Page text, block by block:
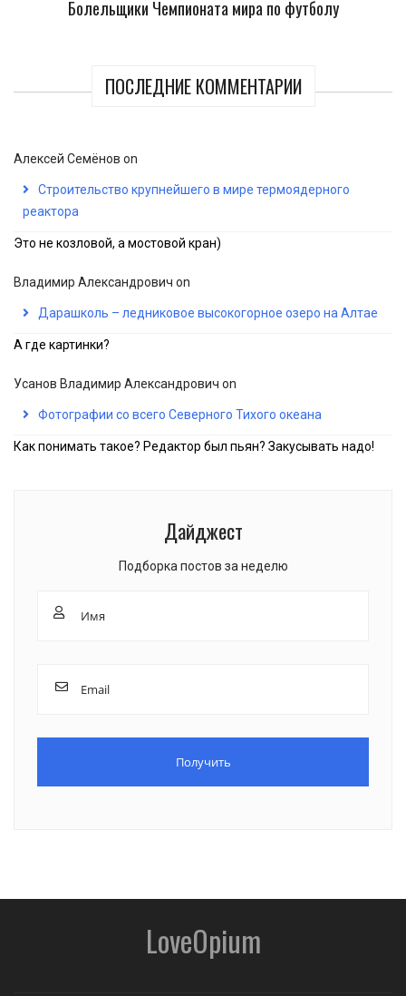
Болельщики Чемпионата мира по футболу
ПОСЛЕДНИЕ КОММЕНТАРИИ
Алексей Семёнов on
Строительство крупнейшего в мире термоядерного
реактора
Это не козловой, а мостовой кран)
Владимир Александрович on
Дарашколь – ледниковое высокогорное озеро на Алтае
А где картинки?
Усанов Владимир Александрович on
Фотографии со всего Северного Тихого океана
Как понимать такое? Редактор был пьян? Закусывать надо!
Дайджест
Подборка постов за неделю
LoveOpium